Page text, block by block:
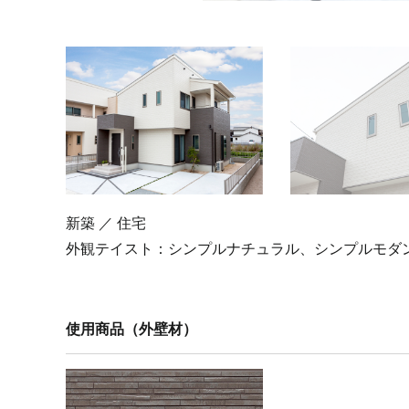
新築 ／ 住宅
外観テイスト： シンプルナチュラル、シンプルモダ
使用商品（外壁材）